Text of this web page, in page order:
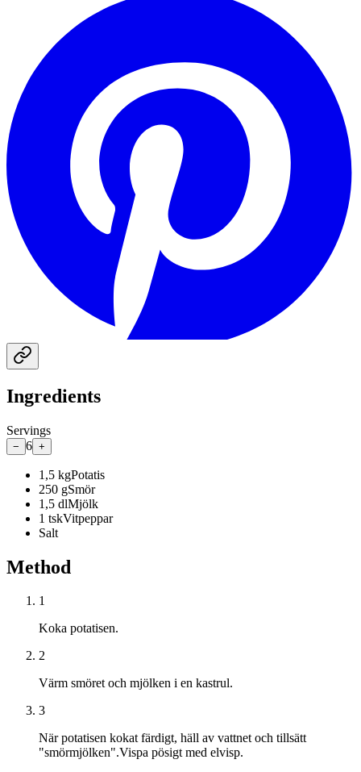
Ingredients
Servings
− 6 +
1,5 kgPotatis
250 gSmör
1,5 dlMjölk
1 tskVitpeppar
Salt
Method
1
Koka potatisen.
2
Värm smöret och mjölken i en kastrul.
3
När potatisen kokat färdigt, häll av vattnet och tillsätt
"smörmjölken".Vispa pösigt med elvisp.